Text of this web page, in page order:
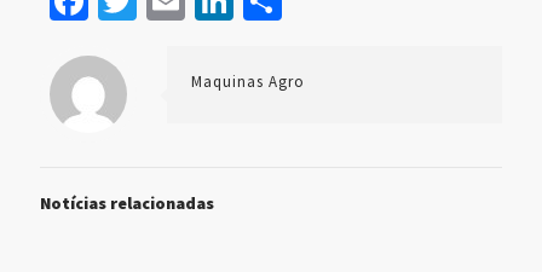
Maquinas Agro
Notícias relacionadas